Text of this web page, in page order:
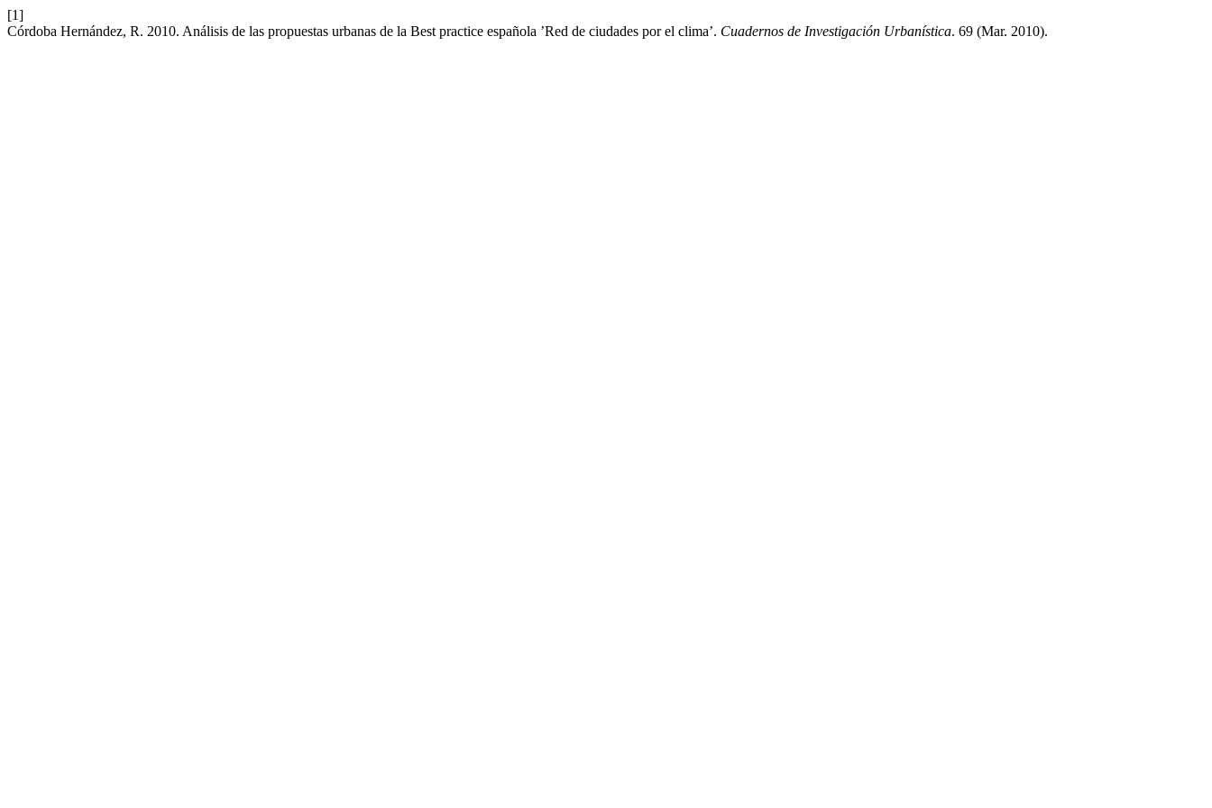
[1]
Córdoba Hernández, R. 2010. Análisis de las propuestas urbanas de la Best practice española ’Red de ciudades por el clima’. Cuadernos de Investigación Urbanística. 69 (Mar. 2010).